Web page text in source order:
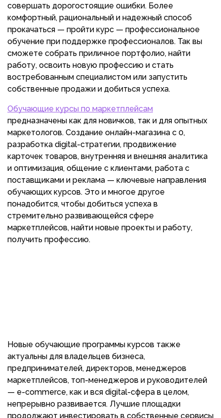
совершать дорогостоящие ошибки. Более
комфортный, рациональный и надежный способ
прокачаться — пройти курс — профессиональное
обучение при поддержке профессионалов. Так вы
сможете собрать приличное портфолио, найти
работу, освоить новую профессию и стать
востребованным специалистом или запустить
собственные продажи и добиться успеха.
Обучающие курсы по маркетплейсам
предназначены как для новичков, так и для опытных
маркетологов. Создание онлайн-магазина с 0,
разработка digital-стратегии, продвижение
карточек товаров, внутренняя и внешняя аналитика
и оптимизация, общение с клиентами, работа с
поставщиками и реклама — ключевые направления
обучающих курсов. Это и многое другое
понадобится, чтобы добиться успеха в
стремительно развивающейся сфере
маркетплейсов, найти новые проекты и работу,
получить профессию.
Новые обучающие программы курсов также
актуальны для владельцев бизнеса,
предпринимателей, директоров, менеджеров
маркетплейсов, топ-менеджеров и руководителей
— e-commerce, как и вся digital-сфера в целом,
непрерывно развивается. Лучшие площадки
продолжают инвестировать в собственные сервисы